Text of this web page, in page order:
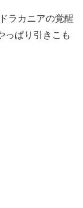
ラカニアの覚醒
っぱり引きこも